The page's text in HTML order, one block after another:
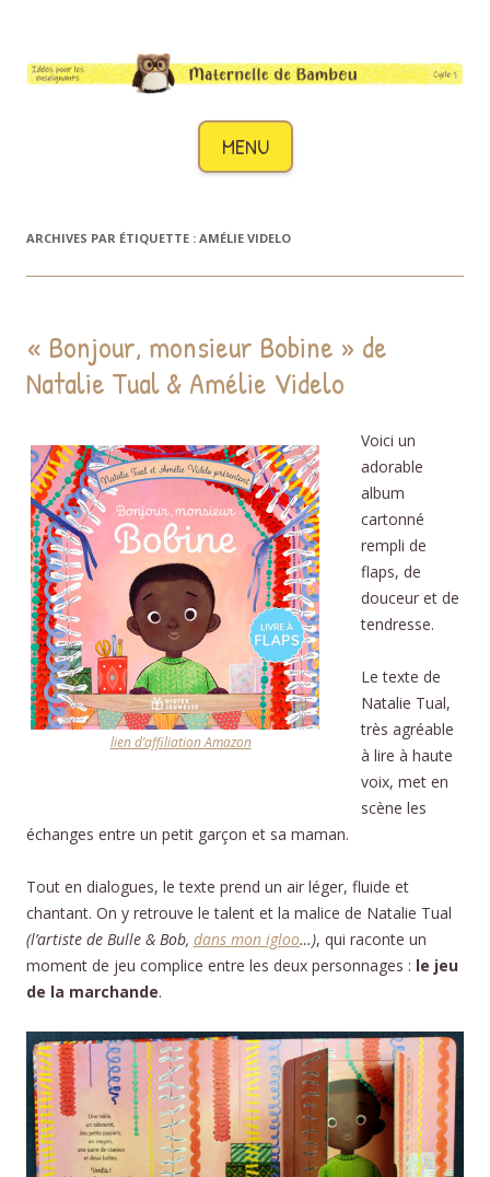
MENU
Aller au contenu
ARCHIVES PAR ÉTIQUETTE : AMÉLIE VIDELO
« Bonjour, monsieur Bobine » de
Natalie Tual & Amélie Videlo
lien d’affiliation Amazon
Voici un
adorable
album
cartonné
rempli de
flaps, de
douceur et de
tendresse.
Le texte de
Natalie Tual,
très agréable
à lire à haute
voix, met en
scène les
échanges entre un petit garçon et sa maman.
Tout en dialogues, le texte prend un air léger, fluide et
chantant. On y retrouve le talent et la malice de Natalie Tual
(l’artiste de Bulle & Bob, dans mon igloo…), qui raconte un
moment de jeu complice entre les deux personnages : le jeu
de la marchande.